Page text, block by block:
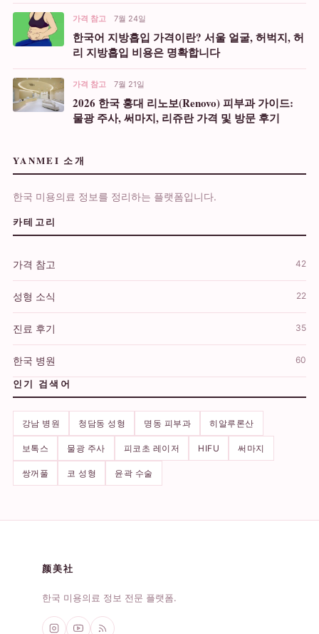
가격 참고 7월 24일
한국어 지방흡입 가격이란? 서울 얼굴, 허벅지, 허
리 지방흡입 비용은 명확합니다
가격 참고 7월 21일
2026 한국 홍대 리노보(Renovo) 피부과 가이드:
물광 주사, 써마지, 리쥬란 가격 및 방문 후기
YANMEI 소개
한국 미용의료 정보를 정리하는 플랫폼입니다.
카테고리
가격 참고 42
성형 소식 22
진료 후기 35
한국 병원 60
인기 검색어
강남 병원 청담동 성형 명동 피부과 히알루론산
보톡스 물광 주사 피코초 레이저 HIFU 써마지
쌍꺼풀 코 성형 윤곽 수술
颜美社
한국 미용의료 정보 전문 플랫폼.